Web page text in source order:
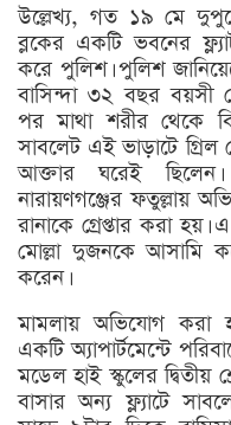
উল্লেখ্য, গত ১৯ মে
ব্লকের একটি ভবনের
করে পুলিশ। পুলিশ
বাসিন্দা ৩২ বছর বয়সী
পর মাথা শরীর থেকে
সাবলেট এই ভাড়াটে গ্রিল
আক্তার ঘরেই
নারায়ণগঞ্জের ফতুল্লায়
রানাকে গ্রেপ্তার করা হয়।
মোল্লা দুজনকে আসামি
করেন।
মামলায় অভিযোগ করা
একটি অ্যাপার্টমেন্টে
মডেল হাই স্কুলের দ্বিতীয়
বাসার অন্য ফ্ল্যাটে